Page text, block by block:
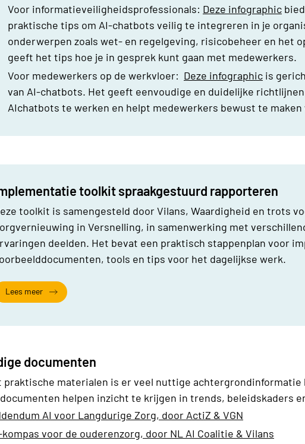
Voor informatieveiligheidsprofessionals: Deze infographic
praktische tips om AI-chatbots veilig te integreren in je
onderwerpen zoals wet- en regelgeving, risicobeheer en het
geeft het tips hoe je in gesprek kunt gaan met medewerkers.
Voor medewerkers op de werkvloer: Deze infographic is
van AI-chatbots. Het geeft eenvoudige en duidelijke
AIchatbots te werken en helpt medewerkers bewust te maken
toolkit spraakgestuurd rapporteren
toolkit is samengesteld door Vilans, Waardigheid en trots
in Versnelling, in samenwerking met
deelden. Het bevat een praktisch stappenplan voor
tools en tips voor het dagelijkse werk.
Lees meer
documenten
praktische materialen is er veel nuttige achtergrondinformatie
documenten helpen inzicht te krijgen in trends, beleidskaders
AI voor Langdurige Zorg, door ActiZ & VGN
kompas voor de ouderenzorg, door NL AI Coalitie & Vilans